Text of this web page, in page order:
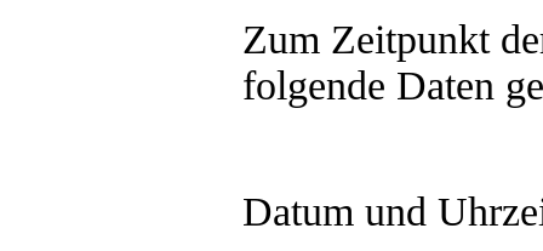
Zum Zeitpunkt
folgende Daten
Datum und